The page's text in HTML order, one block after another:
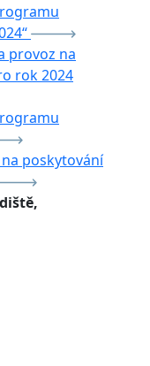
provoz na
rok 2024
poskytování